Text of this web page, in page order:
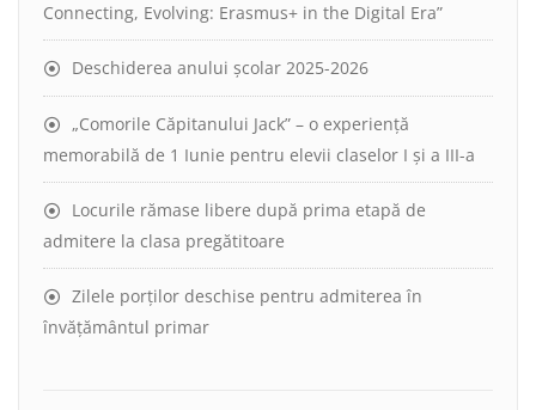
Connecting, Evolving: Erasmus+ in the Digital Era”
Deschiderea anului școlar 2025-2026
„Comorile Căpitanului Jack” – o experiență
memorabilă de 1 Iunie pentru elevii claselor I și a III-a
Locurile rămase libere după prima etapă de
admitere la clasa pregătitoare
Zilele porților deschise pentru admiterea în
învățământul primar